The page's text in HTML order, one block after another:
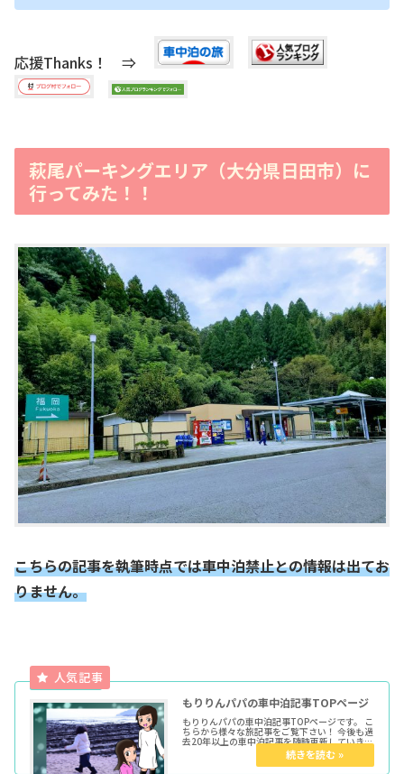
応援Thanks！ ⇒
萩尾パーキングエリア（大分県日田市）に
行ってみた！！
こちらの記事を執筆時点では車中泊禁止との情報は出てお
りません。
もりりんパパの車中泊記事TOPページ
もりりんパパの車中泊記事TOPページです。 こ
ちらから様々な旅記事をご覧下さい！ 今後も過
去20年以上の車中泊記事を随時更新していきま
す。 ★各種トップページはこちらからどうぞ育
児マンガTOP車中泊TOPきょうだい児TOPウー